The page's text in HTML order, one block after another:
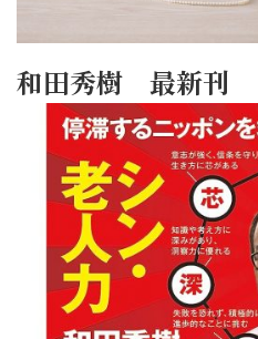
和田秀樹 最新刊